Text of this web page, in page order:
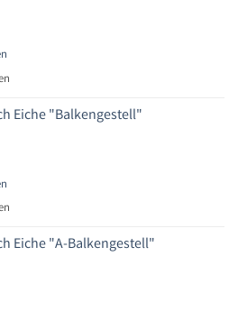
Eiche "Balkengestell"
Eiche "A-Balkengestell"